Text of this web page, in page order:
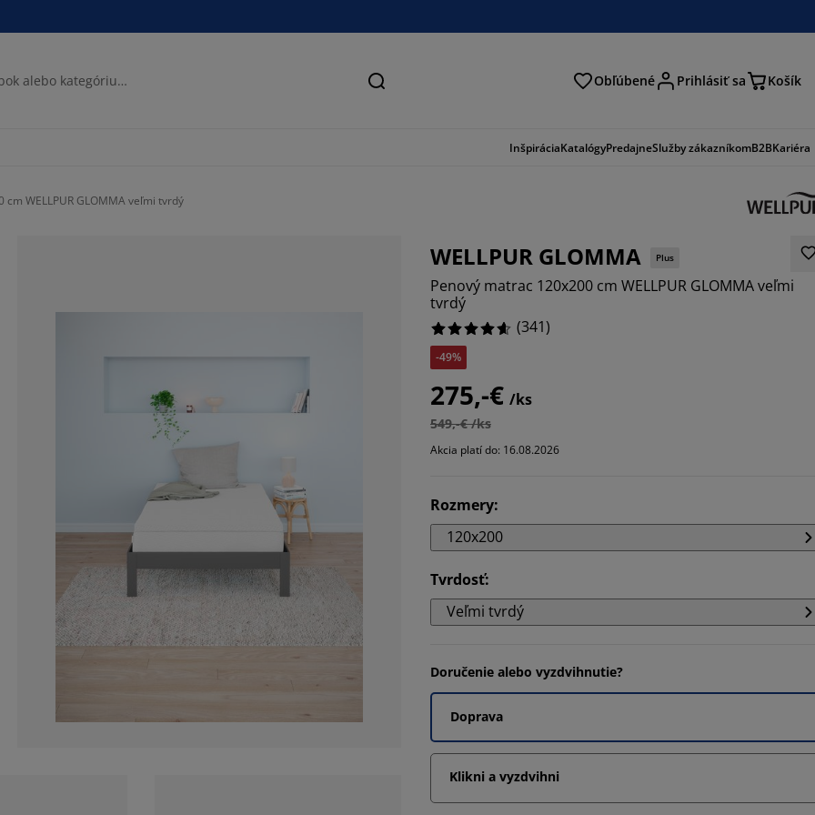
Hľadať Obľúbené Prihlásiť sa Košík
InšpiráciaKatalógyPredajneSlužby zákazníkomB2BKariéra
cm WELLPUR GLOMMA veľmi tvrdý
WELLPUR GLOMMA Plus
Penový matrac 120x200 cm WELLPUR GLOMMA veľmi
tvrdý
(341)
-49%
275,-€ /ks
549,-€ /ks
Akcia platí do: 16.08.2026
Rozmery:
120x200
Tvrdosť:
Veľmi tvrdý
Doručenie alebo vyzdvihnutie?
Doprava
Klikni a vyzdvihni
78.59237536656892%
12.609970674486803%
2.932551319648094%
4.105571847507331%